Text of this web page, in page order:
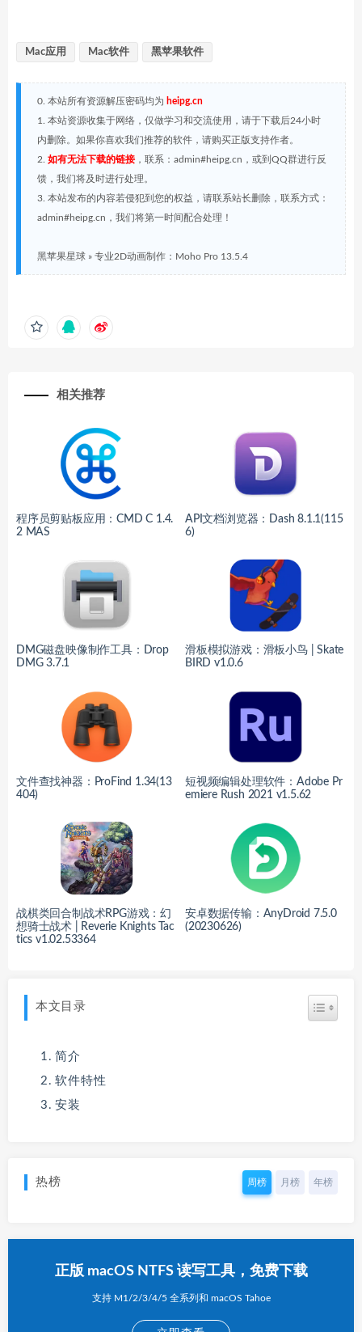
Mac应用 Mac软件 黑苹果软件
0. 本站所有资源解压密码均为 heipg.cn
1. 本站资源收集于网络，仅做学习和交流使用，请于下载后24小时
内删除。如果你喜欢我们推荐的软件，请购买正版支持作者。
2. 如有无法下载的链接，联系：admin#heipg.cn，或到QQ群进行反
馈，我们将及时进行处理。
3. 本站发布的内容若侵犯到您的权益，请联系站长删除，联系方式：
admin#heipg.cn，我们将第一时间配合处理！
黑苹果星球 » 专业2D动画制作：Moho Pro 13.5.4
相关推荐
程序员剪贴板应用：CMD C 1.4.
2 MAS
API文档浏览器：Dash 8.1.1(115
6)
DMG磁盘映像制作工具：Drop
DMG 3.7.1
滑板模拟游戏：滑板小鸟 | Skate
BIRD v1.0.6
文件查找神器：ProFind 1.34(13
404)
短视频编辑处理软件：Adobe Pr
emiere Rush 2021 v1.5.62
战棋类回合制战术RPG游戏：幻
想骑士战术 | Reverie Knights Tac
tics v1.02.53364
安卓数据传输：AnyDroid 7.5.0
(20230626)
本文目录
简介
软件特性
安装
热榜 周榜 月榜 年榜
正版 macOS NTFS 读写工具，免费下载
支持 M1/2/3/4/5 全系列和 macOS Tahoe